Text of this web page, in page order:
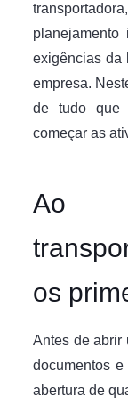
exigências da
empresa.
de tudo que
começar as
Ao
os
Antes de abrir
documentos
abertura de